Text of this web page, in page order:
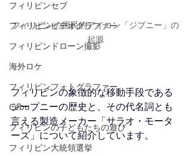
フィリピンセブ
フィリピンビデオグラファー
フィリピンドローン撮影
海外ロケ
フィリピンフォトグラファー
Cebu
フィリピンの子どもたちの遊び
フィリピン大統領選挙
フィリピンの国民的アイコン「ジプニー」の
起源
フィリピンの象徴的な移動手段である
ジープニーの歴史と、その代名詞とも
言える製造メーカー「サラオ・モータ
ーズ」について紹介しています。